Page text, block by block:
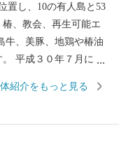
置し、10の有人島と53
、教会、再生可能エ
牛、美豚、地鶏や椿油
平成３０年７月には
と「奈留の江上集落」
紹介をもっと見る